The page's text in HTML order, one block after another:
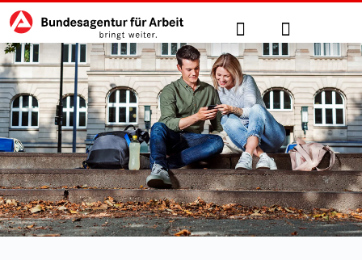
zu den Hauptinhalten springen
Hauptnavigation Suche Anmelden